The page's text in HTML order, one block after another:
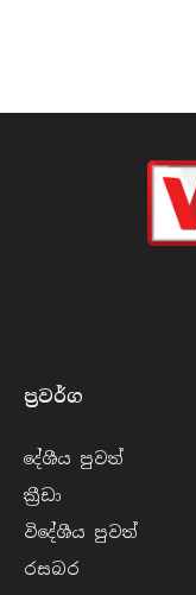
ප්‍රවර්​ග
දේශීය පුව​ත්
ක්‍රී​ඩා
විදේශීය පුව​ත්
රසබ​ර